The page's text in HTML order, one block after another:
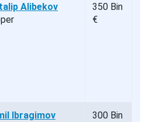
Alibekov
350 Bin
€
Ibragimov
300 Bin